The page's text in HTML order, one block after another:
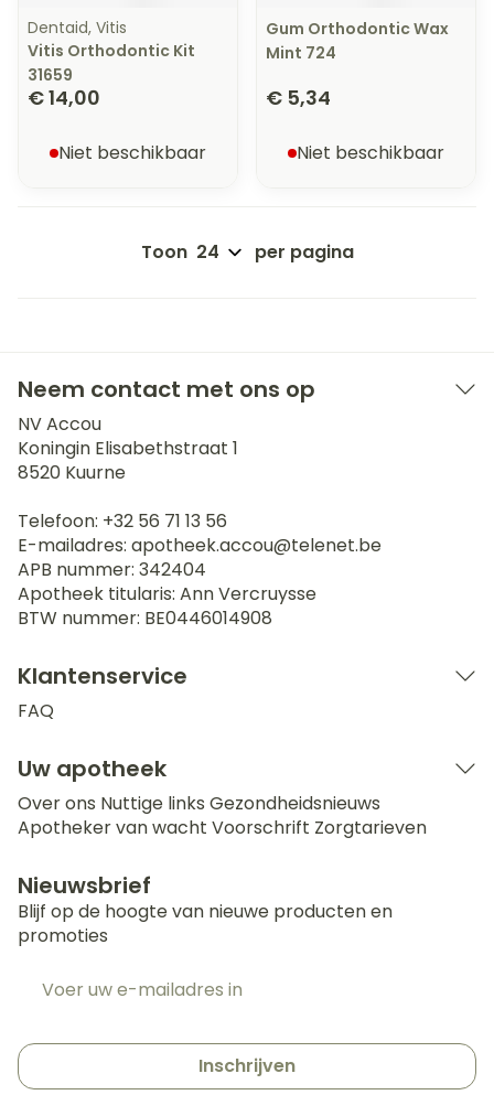
Dentaid, Vitis
Vitis Orthodontic Kit
31659
€ 14,00
Niet beschikbaar
Gum Orthodontic Wax
Mint 724
€ 5,34
Niet beschikbaar
Toon per pagina
Neem contact met ons op
NV Accou
Koningin Elisabethstraat 1
8520 Kuurne
Telefoon: +32 56 71 13 56
E-mailadres: apotheek.accou@telenet.be
APB nummer: 342404
Apotheek titularis: Ann Vercruysse
BTW nummer: BE0446014908
Klantenservice
FAQ
Uw apotheek
Over ons Nuttige links Gezondheidsnieuws
Apotheker van wacht Voorschrift Zorgtarieven
Nieuwsbrief
Blijf op de hoogte van nieuwe producten en
promoties
Inschrijven